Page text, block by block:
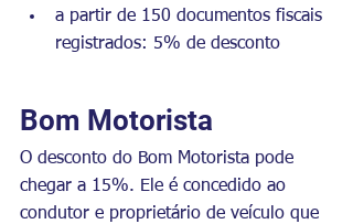
a partir de 150 documentos fiscais
registrados: 5% de desconto
Bom Motorista
O desconto do Bom Motorista pode
chegar a 15%. Ele é concedido ao
condutor e proprietário de veículo que